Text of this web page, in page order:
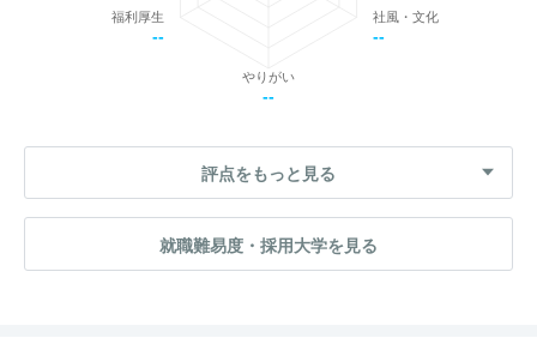
社風・文化
--
やりがい
--
福利厚生
--
評点をもっと見る
就職難易度・採用大学を見る